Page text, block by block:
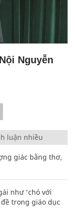
Nguyễn
luận nhiều
giác bằng thơ,
như 'chó với
trong giáo dục